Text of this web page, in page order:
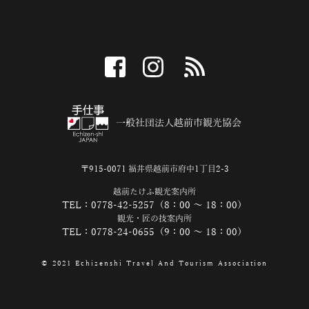
facebook instagram
一般社団法人越前市観光協会
〒915-0071 福井県越前市府中1丁目2-3
越前たけふ観光案内所
TEL：0778-42-5257（8：00 ～ 18：00）
観光・匠の技案内所
TEL：0778-24-0655（9：00 ～ 18：00）
© 2021 Echizenshi Travel And Tourism Association